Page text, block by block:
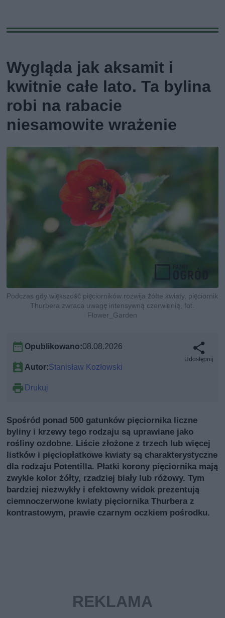
Wygląda jak aksamit i
kwitnie całe lato. Ta bylina
robi na rabacie
niesamowite wrażenie
Podczas gdy większość pięciorników rozwija żółte kwiaty, pięciornik
Thurbera zwraca uwagę intensywną czerwienią, fot.
Flower_Garden
Opublikowano:08.08.2026
Autor:Stanisław Kozłowski
Drukuj
Udostępnij
Spośród ponad 500 gatunków pięciornika liczne
byliny i krzewy tego rodzaju są uprawiane jako
rośliny ozdobne. Liście złożone z trzech lub więcej
listków i pięciopłatkowe kwiaty są charakterystyczne
dla rodzaju Potentilla. Płatki korony pięciornika mają
zwykle kolor żółty, rzadziej biały lub różowy. Tym
bardziej niezwykły i efektowny widok prezentują
ciemnoczerwone kwiaty pięciornika Thurbera z
kontrastowym, prawie czarnym oczkiem pośrodku.